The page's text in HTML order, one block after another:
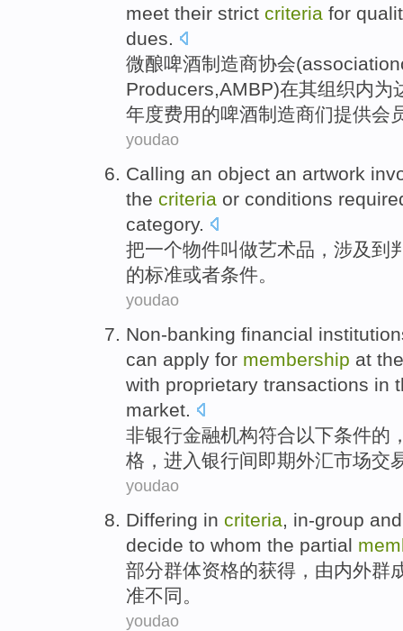
meet their strict criteria for
dues.
微酿啤酒制造商协会(association
Producers,AMBP)在其组织内为
年度费用的啤酒制造商们提供会
youdao
Calling an object an artwork
the criteria or conditions
category.
把一个物件叫做艺术品 ， 涉及到
的标准或者条件。
youdao
Non-banking financial
can apply for membership at
with proprietary transactions in
market.
非银行金融机构符合以下条件的
格， 进入银行间即期外汇市场交
youdao
Differing in criteria in-group
decide to whom the partial
部分群体资格的获得，由内外群
准不同 。
youdao